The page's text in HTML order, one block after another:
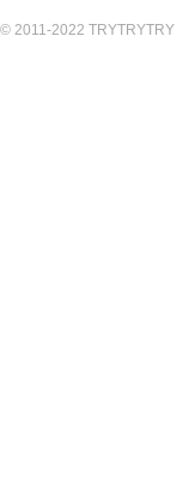
© 2011-2022 TRYTRYTRY